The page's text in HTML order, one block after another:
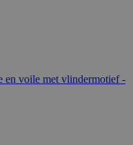
en voile met vlindermotief -